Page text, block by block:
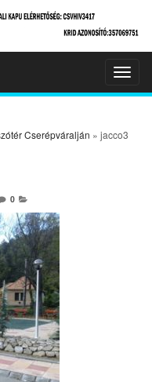
Cserépváralján » jacco3
0